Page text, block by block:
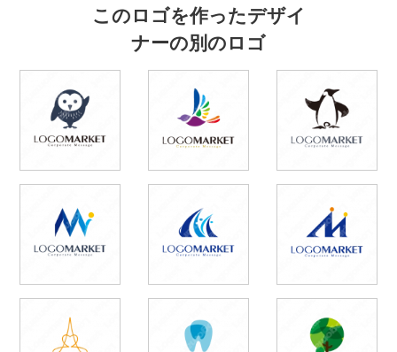
このロゴを作ったデザイ
ナーの別のロゴ